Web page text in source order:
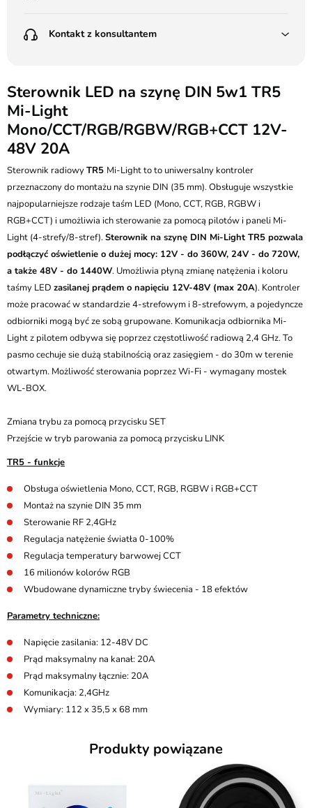
Poczta Polska Kurier 48H - 11 zł
(od 1000 zł dla gabarytów, nie dotyczy produktów 3m)
Pobranie:
Poczta Polska Kurier 48H - 16 zł
Kurier GLS - 20 zł
Kontakt z konsultantem
Batalionów Chłopskich 12, 94-058 Łódź
506 336 320
kontakt@ledstyl.pl
Sterownik LED na szynę DIN 5w1 TR5
Mi-Light
Mono/CCT/RGB/RGBW/RGB+CCT 12V-
48V 20A
Sterownik radiowyTR5 Mi-Light to to uniwersalny kontroler
przeznaczony do montażu na szynie DIN (35 mm). Obsługuje wszystkie
najpopularniejsze rodzaje taśm LED (Mono, CCT, RGB, RGBW i
RGB+CCT) i umożliwia ich sterowanie za pomocą pilotów i paneli Mi-
Light (4-strefy/8-stref).Sterownik na szynę DIN Mi-Light TR5 pozwala
podłączyć oświetlenie o dużej mocy: 12V - do 360W, 24V - do 720W,
a także 48V - do 1440W. Umożliwia płyną zmianę natężenia i koloru
taśmy LED zasilanej prądem o napięciu 12V-48V (max 20A). Kontroler
może pracować w standardzie 4-strefowym i 8-strefowym, a pojedyncze
odbiorniki mogą być ze sobą grupowane. Komunikacja odbiornika Mi-
Light z pilotem odbywa się poprzez częstotliwość radiową 2,4 GHz. To
pasmo cechuje sie dużą stabilnością oraz zasięgiem - do 30m w terenie
otwartym. Możliwość sterowania poprzez Wi-Fi - wymagany mostek
WL-BOX.
Zmiana trybu za pomocą przycisku SET
Przejście w tryb parowania za pomocą przycisku LINK
TR5 - funkcje
Obsługa oświetlenia Mono, CCT, RGB, RGBW i RGB+CCT
Montaż na szynie DIN 35 mm
Sterowanie RF 2,4GHz
Regulacja natężenie światła 0-100%
Regulacja temperatury barwowej CCT
16 milionów kolorów RGB
Wbudowane dynamiczne tryby świecenia - 18 efektów
Parametry techniczne:
Napięcie zasilania: 12-48V DC
Prąd maksymalny na kanał: 20A
Prąd maksymalny łącznie: 20A
Komunikacja: 2,4GHz
Wymiary: 112 x 35,5 x 68 mm
Produkty powiązane